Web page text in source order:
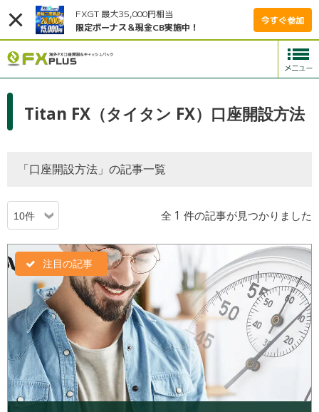
FXGT 最大35,000円相当
限定ボーナス＆現金CB実施中！
今すぐ参加
Titan FX（タイタン FX）口座開設方法
「口座開設方法」の記事一覧
全 1 件の記事が見つかりました
注目の記事